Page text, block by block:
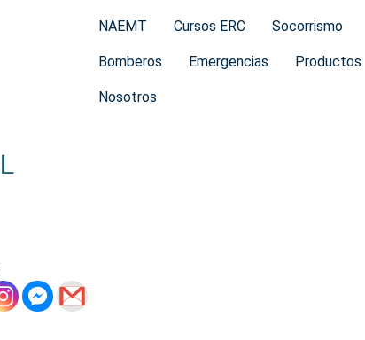
NAEMT Cursos ERC Socorrismo
Bomberos Emergencias Productos
Nosotros